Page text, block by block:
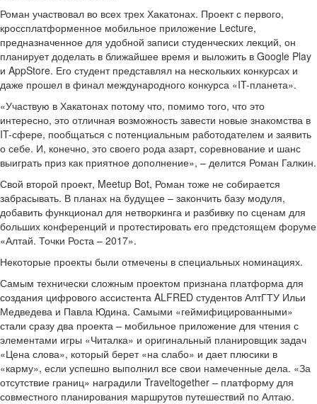
Роман участвовал во всех трех Хакатонах. Проект с первого,
кроссплатформенное мобильное приложение Lecture,
предназначенное для удобной записи студенческих лекций, он
планирует доделать в ближайшее время и выложить в Google Play
и AppStore. Его студент представлял на нескольких конкурсах и
даже прошел в финал международного конкурса «IT-планета».
«Участвую в Хакатонах потому что, помимо того, что это
интересно, это отличная возможность завести новые знакомства в
IT-сфере, пообщаться с потенциальным работодателем и заявить
о себе. И, конечно, это своего рода азарт, соревнование и шанс
выиграть приз как приятное дополнение», – делится Роман Галкин.
Свой второй проект, Meetup Bot, Роман тоже не собирается
забрасывать. В планах на будущее – закончить базу модуля,
добавить функционал для нетворкинга и разбивку по сценам для
больших конференций и протестировать его предстоящем форуме
«Алтай. Точки Роста – 2017».
Некоторые проекты были отмечены в специальных номинациях.
Самым технически сложным проектом признана платформа для
создания цифрового ассистента ALFRED студентов АлтГТУ Ильи
Медведева и Павла Юдина. Самыми «геймифицированными»
стали сразу два проекта – мобильное приложение для чтения с
элементами игры «Читалка» и оригинальный планировщик задач
«Цена слова», который берет «на слабо» и дает плюсики в
«карму», если успешно выполнил все свои намеченные дела. «За
отсутствие границ» наградили Traveltogether – платформу для
совместного планирования маршрутов путешествий по Алтаю.